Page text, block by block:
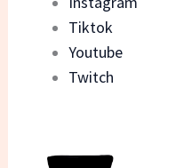
Tiktok
Youtube
Twitch